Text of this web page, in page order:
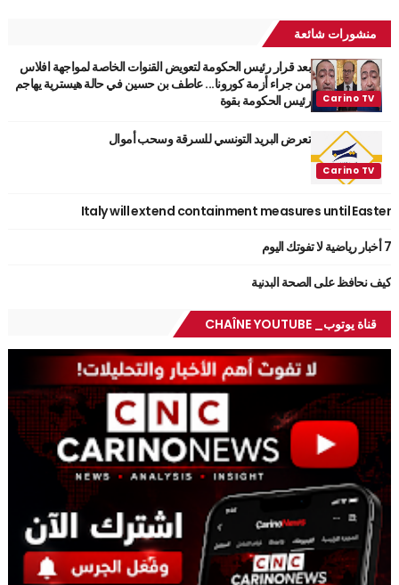
منشورات شائعة
بعد قرار رئيس الحكومة لتعويض القنوات الخاصة لمواجهة افلاس
من جراء أزمة كورونا... عاطف بن حسين في حالة هيسترية يهاجم
رئيس الحكومة بقوة
تعرض البريد التونسي للسرقة وسحب أموال
Italy will extend containment measures until Easter
7 أخبار رياضية لا تفوتك اليوم
كيف نحافظ على الصحة البدنية
قناة يوتوب_ CHAÎNE YOUTUBE